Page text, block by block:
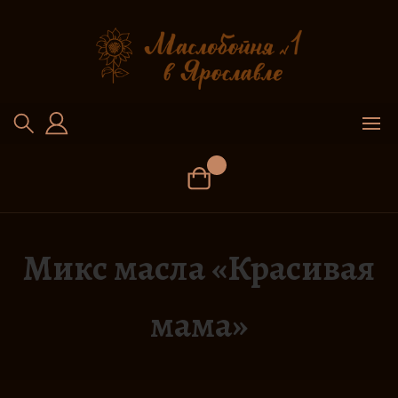
Микс масла «Красивая
мама»